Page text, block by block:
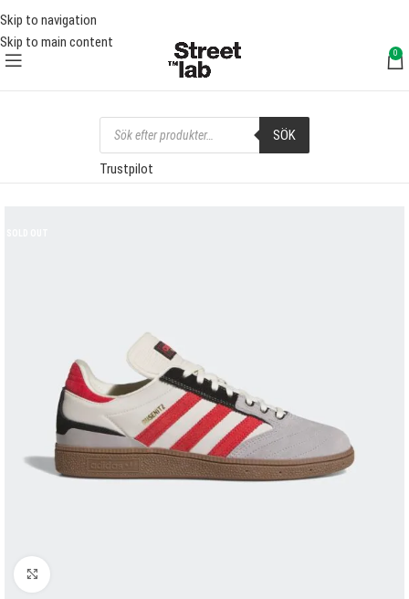
Skip to navigation
Skip to main content
FRAKT ÖVER 1000 SEK
0
SÖK
Trustpilot